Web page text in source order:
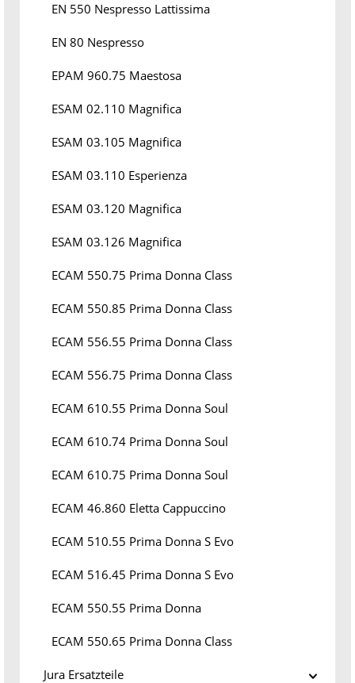
EN 550 Nespresso Lattissima
EN 80 Nespresso
EPAM 960.75 Maestosa
ESAM 02.110 Magnifica
ESAM 03.105 Magnifica
ESAM 03.110 Esperienza
ESAM 03.120 Magnifica
ESAM 03.126 Magnifica
ECAM 550.75 Prima Donna Class
ECAM 550.85 Prima Donna Class
ECAM 556.55 Prima Donna Class
ECAM 556.75 Prima Donna Class
ECAM 610.55 Prima Donna Soul
ECAM 610.74 Prima Donna Soul
ECAM 610.75 Prima Donna Soul
ECAM 46.860 Eletta Cappuccino
ECAM 510.55 Prima Donna S Evo
ECAM 516.45 Prima Donna S Evo
ECAM 550.55 Prima Donna
ECAM 550.65 Prima Donna Class
Jura Ersatzteile